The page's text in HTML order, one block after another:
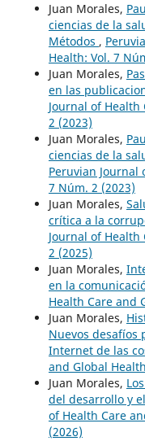
Juan Morales,
ciencias de la
Métodos ,
Health: Vol. 7
Juan Morales,
en las
Journal of Health
2 (2023)
Juan Morales,
ciencias de la
Peruvian Journal
7 Núm. 2 (2023)
Juan Morales,
crítica a la
Journal of Health
2 (2025)
Juan Morales,
en la
Health Care and
Juan Morales,
Nuevos
Internet de las
and Global
Juan Morales,
del desarrollo y
of Health Care
(2026)